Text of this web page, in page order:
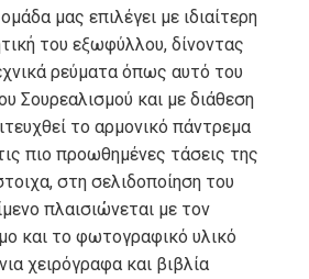
μας επιλέγει με ιδιαίτερη
του εξωφύλλου, δίνοντας
ρεύματα όπως αυτό του
Σουρεαλισμού και με διάθεση
το αρμονικό πάντρεμα
πιο προωθημένες τάσεις της
στη σελιδοποίηση του
πλαισιώνεται με τον
και το φωτογραφικό υλικό
χειρόγραφα και βιβλία